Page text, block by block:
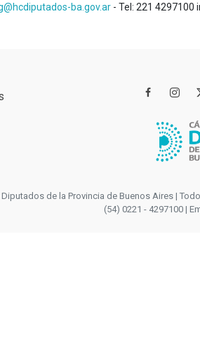
ba.gov.ar - Tel: 221 4297100

de la Provincia de Buenos Aires |
(54) 0221 - 4297100 |